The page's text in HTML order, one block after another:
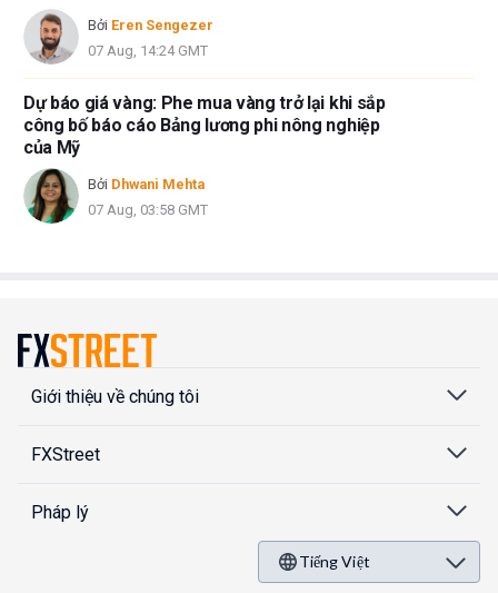
Bởi Eren Sengezer
07 Aug, 14:24 GMT
Dự báo giá vàng: Phe mua vàng trở lại khi sắp
công bố báo cáo Bảng lương phi nông nghiệp
của Mỹ
Bởi Dhwani Mehta
07 Aug, 03:58 GMT
Giới thiệu về chúng tôi
FXStreet
Pháp lý
Tiếng Việt